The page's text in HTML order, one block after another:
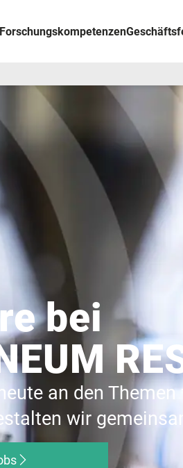
Forschungskompetenzen
bei
an den
wir